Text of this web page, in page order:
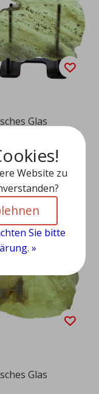
Glas
179,95
Ansehen
Glas
Website zu
Sie bitte
»